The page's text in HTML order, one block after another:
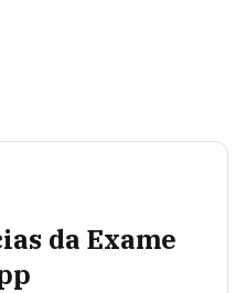
da Exame